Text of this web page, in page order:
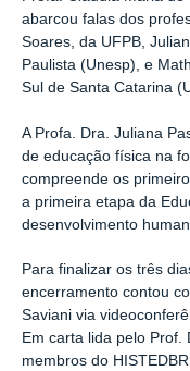
abarcou falas dos
Soares, da UFPB,
Paulista (Unesp), e
Sul de Santa Catarina
A Profa. Dra. Juliana
de educação física na
compreende os
a primeira etapa da
desenvolvimento
Para finalizar os três
encerramento contou
Saviani via
Em carta lida pelo Prof.
membros do